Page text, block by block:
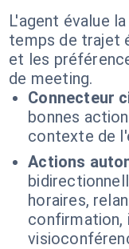
L'agent évalue
temps de trajet
et les
de meeting.
Connecteur
bonnes
contexte de
Actions
horaires,
confirmation,